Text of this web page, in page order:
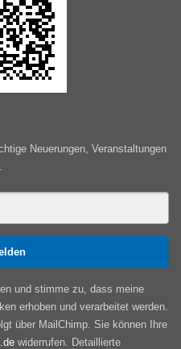
Neuerungen, Veranstaltungen
und stimme zu, dass meine
erhoben und verarbeitet werden.
über MailChimp. Sie können Ihre
widerrufen. Detaillierte